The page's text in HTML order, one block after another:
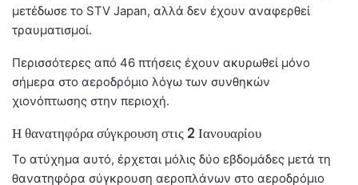
μετέδωσε το STV Japan, αλλά δεν έχουν αναφερθεί
τραυματισμοί.
Περισσότερες από 46 πτήσεις έχουν ακυρωθεί μόνο
σήμερα στο αεροδρόμιο λόγω των συνθηκών
χιονόπτωσης στην περιοχή.
Η θανατηφόρα σύγκρουση στις 2 Ιανουαρίου
Το ατύχημα αυτό, έρχεται μόλις δύο εβδομάδες μετά τη
θανατηφόρα σύγκρουση αεροπλάνων στο αεροδρόμιο